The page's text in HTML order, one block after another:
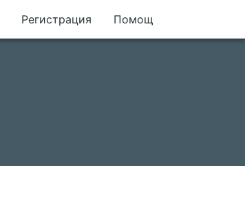
Регистрация Помощ